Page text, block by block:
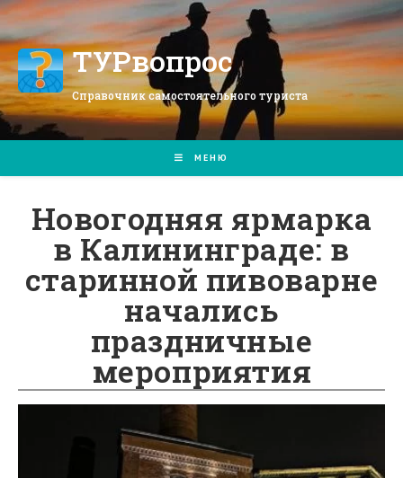
Перейти
к
содержимомуТУРвопрос
Справочник самостоятельного туриста
МЕНЮ
Новогодняя ярмарка
в Калининграде: в
старинной пивоварне
начались
праздничные
мероприятия